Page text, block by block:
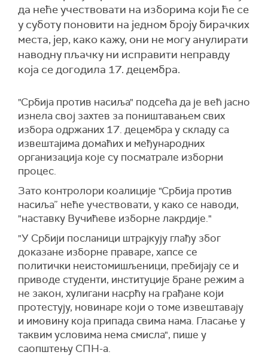
да неће учествовати на изборима који ће се
у суботу поновити на једном броју бирачких
места, јер, како кажу, они не могу анулирати
наводну пљачку ни исправити неправду
која се догодила 17. децембра.
"Србија против насиља" подсећа да је већ јасно
изнела свој захтев за поништавањем свих
избора одржаних 17. децембра у складу са
извештајима домаћих и међународних
организација које су посматрале изборни
процес.
Зато контролори коалиције "Србија против
насиља” неће учествовати, у како се наводи,
"наставку Вучићеве изборне лакрдије."
"У Србији посланици штрајкују глађу због
доказане изборне праваре, хапсе се
политички неистомишљеници, пребијају се и
приводе студенти, институције бране режим а
не закон, хулигани насрћу на грађане који
протестују, новинаре који о томе извештавају
и имовину која припада свима нама. Гласање у
таквим условима нема смисла", пише у
саопштењу СПН-а.